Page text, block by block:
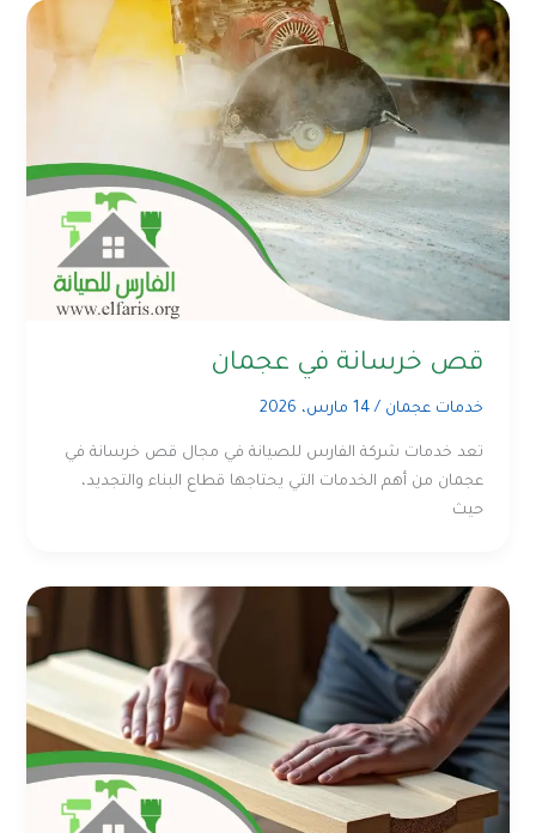
قص خرسانة في عجمان
خدمات عجمان /14 مارس، 2026
تعد خدمات شركة الفارس للصيانة في مجال قص خرسانة في
عجمان من أهم الخدمات التي يحتاجها قطاع البناء والتجديد،
حيث